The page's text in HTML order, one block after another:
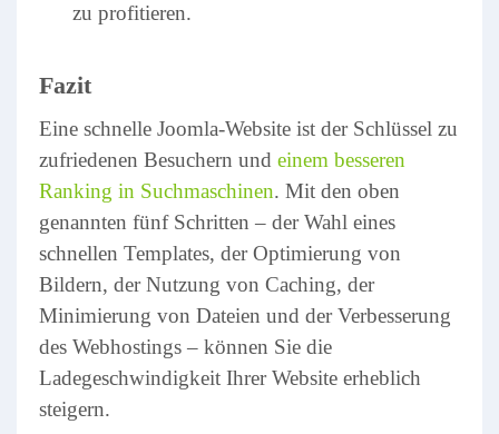
zu profitieren.
Fazit
Eine schnelle Joomla-Website ist der Schlüssel zu
zufriedenen Besuchern und einem besseren
Ranking in Suchmaschinen. Mit den oben
genannten fünf Schritten – der Wahl eines
schnellen Templates, der Optimierung von
Bildern, der Nutzung von Caching, der
Minimierung von Dateien und der Verbesserung
des Webhostings – können Sie die
Ladegeschwindigkeit Ihrer Website erheblich
steigern.